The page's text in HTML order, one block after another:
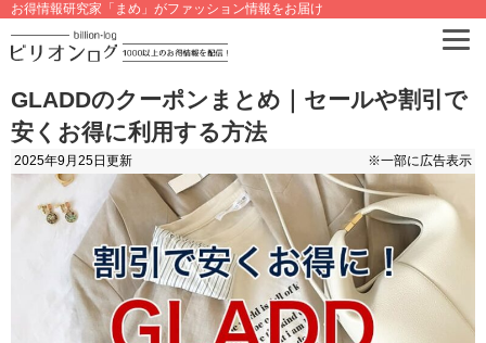
お得情報研究家「まめ」がファッション情報をお届け
GLADDのクーポンまとめ｜セールや割引で
安くお得に利用する方法
2025年9月25日 更新 ※一部に広告表示